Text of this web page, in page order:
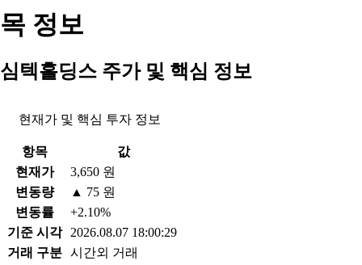
목 정보
심텍홀딩스 주가 및 핵심 정보
현재가 및 핵심 투자 정보
항목
값
현재가
3,650 원
변동량
▲ 75 원
변동률
+2.10%
기준 시각
2026.08.07 18:00:29
거래 구분 시간외 거래